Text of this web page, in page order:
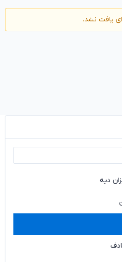
یافت نشد.
دیه